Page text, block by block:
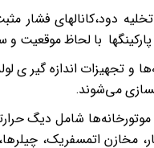
دود،کانالهای فشار
با لحاظ موقعیت
و تجهیزات اندازه گیر ی
می‌شوند.
موتورخانه‌ها شامل دیگ
مخازن اتمسفریک، چیلرها،